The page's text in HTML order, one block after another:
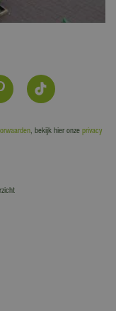
, bekijk hier onze privacy